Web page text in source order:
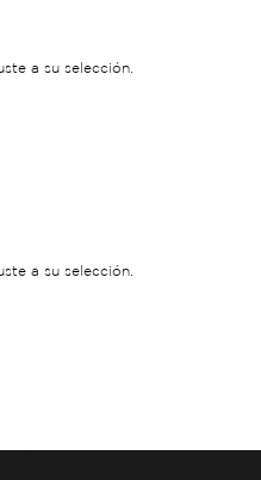
a su selección.
a su selección.